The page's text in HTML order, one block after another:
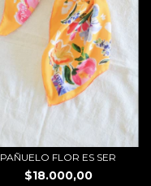
PAÑUELO FLOR ES SER
$18.000,00